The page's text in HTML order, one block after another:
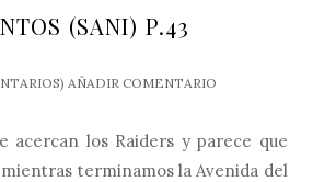
(SANI) P.43
AÑADIR COMENTARIO
acercan los Raiders y parece que
terminamos la Avenida del